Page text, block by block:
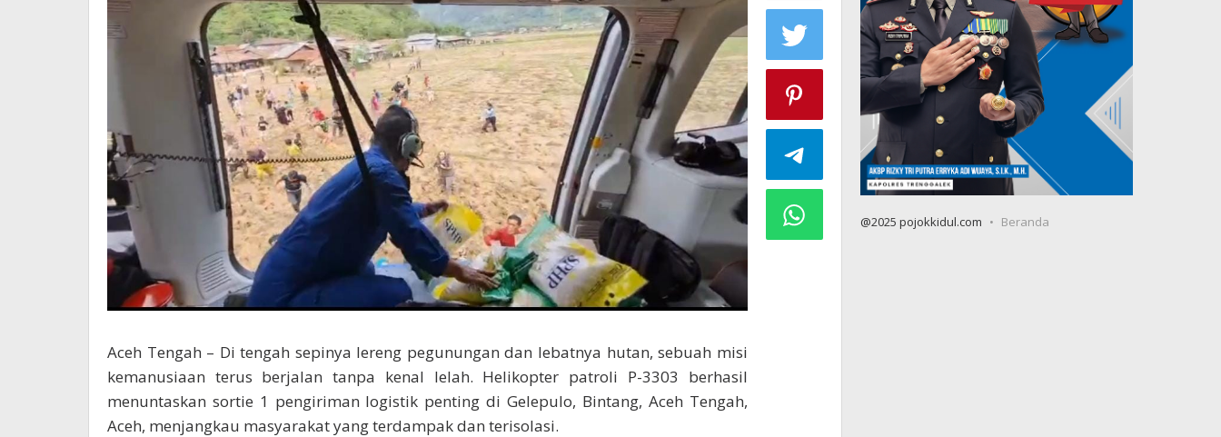
Aceh Tengah – Di tengah sepinya lereng pegunungan dan lebatnya hutan, sebuah misi
kemanusiaan terus berjalan tanpa kenal lelah. Helikopter patroli P-3303 berhasil
menuntaskan sortie 1 pengiriman logistik penting di Gelepulo, Bintang, Aceh Tengah,
Aceh, menjangkau masyarakat yang terdampak dan terisolasi.
@2025 pojokkidul.com Beranda